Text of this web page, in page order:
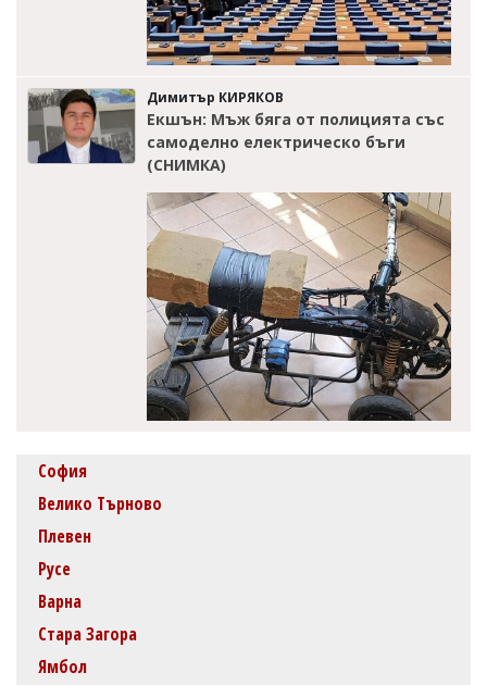
Димитър КИРЯКОВ
Екшън: Мъж бяга от полицията със
самоделно електрическо бъги
(СНИМКА)
София
Велико Търново
Плевен
Русе
Варна
Стара Загора
Ямбол